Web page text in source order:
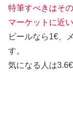
特筆すべきはそ
マーケットに近
ビールなら1€、
す。
気になる人は